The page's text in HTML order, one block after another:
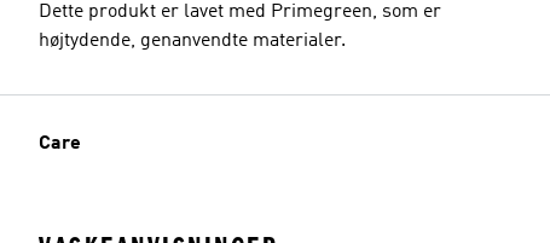
Dette produkt er lavet med Primegreen, som er
højtydende, genanvendte materialer.
Care